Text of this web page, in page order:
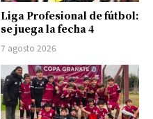
Liga Profesional de fútbol:
se juega la fecha 4
7 agosto 2026